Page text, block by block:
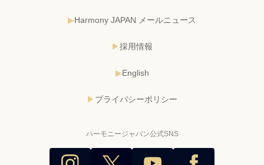
Harmony JAPAN メールニュース
採用情報
English
プライバシーポリシー
ハーモニージャパン公式SNS